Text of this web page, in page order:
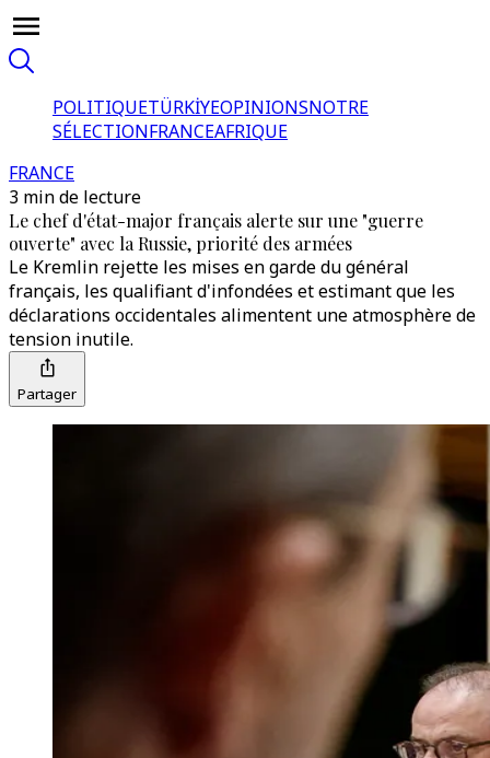
POLITIQUETÜRKİYEOPINIONSNOTRE
SÉLECTIONFRANCEAFRIQUE
FRANCE
3 min de lecture
Le chef d'état-major français alerte sur une "guerre
ouverte" avec la Russie, priorité des armées
Le Kremlin rejette les mises en garde du général
français, les qualifiant d'infondées et estimant que les
déclarations occidentales alimentent une atmosphère de
tension inutile.
Partager